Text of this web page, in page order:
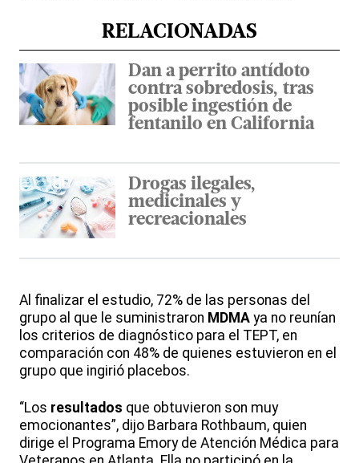
RELACIONADAS
Dan a perrito antídoto
contra sobredosis, tras
posible ingestión de
fentanilo en California
Drogas ilegales,
medicinales y
recreacionales
Al finalizar el estudio, 72% de las personas del
grupo al que le suministraron MDMA ya no reunían
los criterios de diagnóstico para el TEPT, en
comparación con 48% de quienes estuvieron en el
grupo que ingirió placebos.
“Los resultados que obtuvieron son muy
emocionantes”, dijo Barbara Rothbaum, quien
dirige el Programa Emory de Atención Médica para